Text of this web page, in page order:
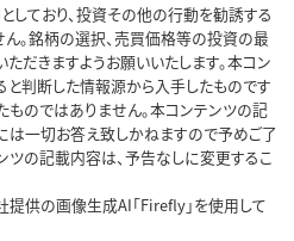
ており、投資その他の行動を勧誘する
。銘柄の選択、売買価格等の投資の最
だきますようお願いいたします。本コン
判断した情報源から入手したものです
のではありません。本コンテンツの記
は一切お答え致しかねますので予めご了
ツの記載内容は、予告なしに変更するこ
供の画像生成AI「Firefly」を使用して